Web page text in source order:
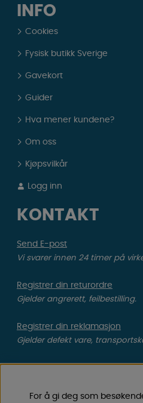
INFO
Cookies
Fysisk butikk Sverige
Gavekort
Guider
Hva mener kundene?
Om oss
Kjøpsvilkår
Logg inn
KONTAKT
Send E-post
Vi svarer innen 24 timer på
Registrer din returordre
Gjelder angrerett, feilbestilling.
Registrer din reklamasjon
Gjelder defekt vare,
Les mer og finn veien til vår
For å gi deg som